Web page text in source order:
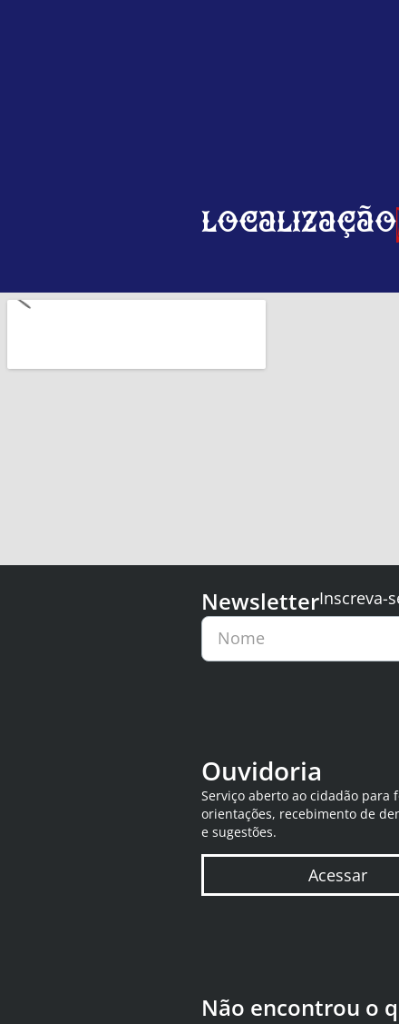
Localização
NewsletterInscreva-
Nome
Ouvidoria
Serviço aberto ao cidadão para
orientações, recebimento de
e sugestões.
Acessar
Não encontrou o